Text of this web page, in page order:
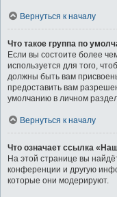
Вернуться к началу
Что такое группа по
Если вы состоите более
используется для того,
должны быть вам
предоставить вам
умолчанию в личном
Вернуться к началу
Что означает ссылка
На этой странице вы
конференции и другую
которые они модерируют.